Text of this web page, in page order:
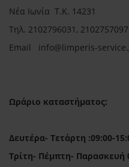
Νέα Ιωνία Τ.Κ. 14231
Τηλ. 2102796031, 2102757097
Email info@limperis-
Ωράριο καταστήματος:
Δευτέρα- Τετάρτη :09:00-
Τρίτη- Πέμπτη- Παρασκευή